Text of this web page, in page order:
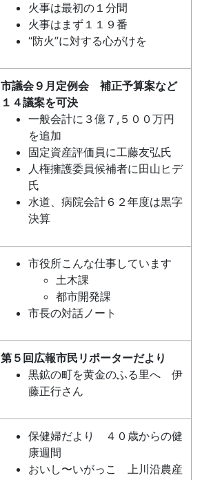
火事は最初の１分間
火事はまず１１９番
“防火”に対する心がけを
市議会９月定例会 補正予算案など
１４議案を可決
一般会計に３億７,５００万円
を追加
固定資産評価員に工藤友弘氏
人権擁護委員候補者に田山ヒデ
氏
水道、病院会計６２年度は黒字
決算
市役所こんな仕事しています
土木課
都市開発課
市長の対話ノート
第５回広報市民リポーターだより
黒鉱の町を黄金のふる里へ 伊
藤正行さん
保健婦だより ４０歳からの健
康週間
おいし〜いがっこ 上川沿農産